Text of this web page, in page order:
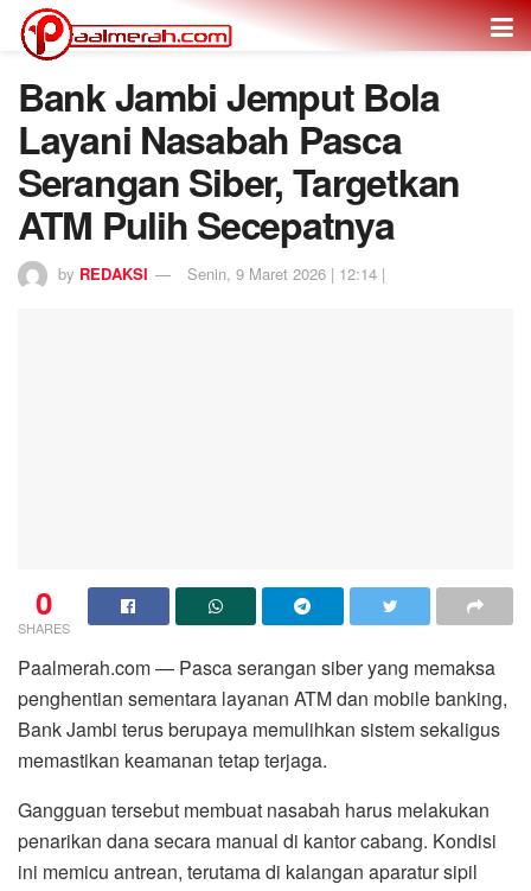
Bank Jambi Jemput Bola
Layani Nasabah Pasca
Serangan Siber, Targetkan
ATM Pulih Secepatnya
by REDAKSI Senin, 9 Maret 2026 | 12:14 |
0
SHARES
Paalmerah.com — Pasca serangan siber yang memaksa
penghentian sementara layanan ATM dan mobile banking,
Bank Jambi terus berupaya memulihkan sistem sekaligus
memastikan keamanan tetap terjaga.
Gangguan tersebut membuat nasabah harus melakukan
penarikan dana secara manual di kantor cabang. Kondisi
ini memicu antrean, terutama di kalangan aparatur sipil